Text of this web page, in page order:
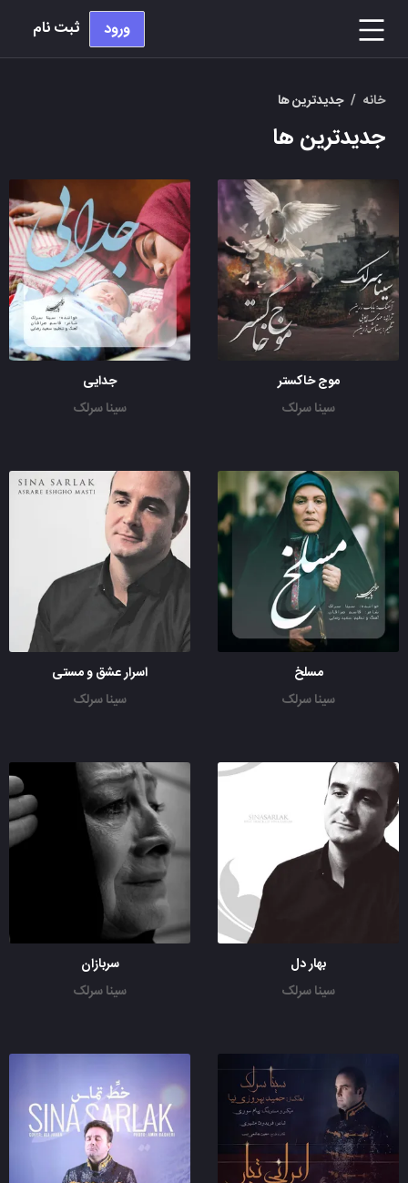
ورود ثبت نام
خانه / جدیدترین ها
جدیدترین ها
موج خاکستر
سینا سرلک
جدایی
سینا سرلک
مسلخ
سینا سرلک
اسرار عشق و مستی
سینا سرلک
بهار دل
سینا سرلک
سربازان
سینا سرلک